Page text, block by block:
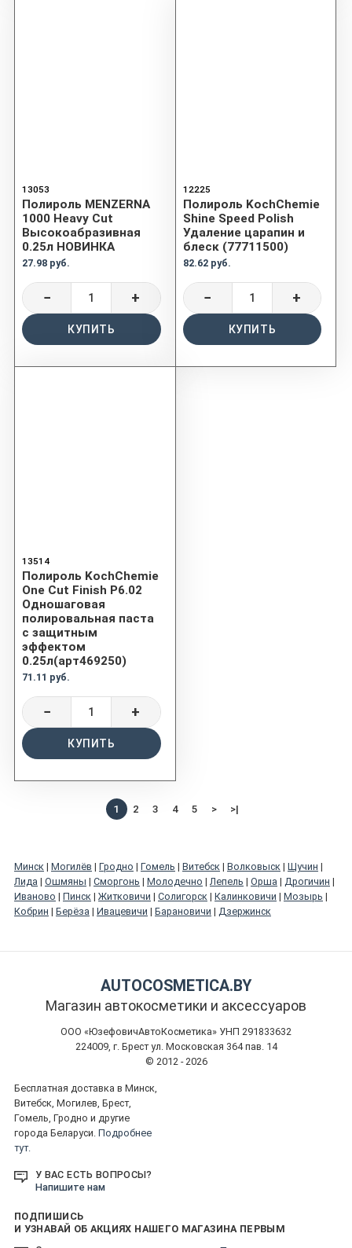
13053
Полироль MENZERNA
1000 Heavy Cut
Высокоабразивная
0.25л НОВИНКА
27.98 руб.
− +
КУПИТЬ
12225
Полироль KochChemie
Shine Speed Polish
Удаление царапин и
блеск (77711500)
82.62 руб.
− +
КУПИТЬ
13514
Полироль KochChemie
One Cut Finish P6.02
Одношаговая
полировальная паста
с защитным
эффектом
0.25л(арт469250)
71.11 руб.
− +
КУПИТЬ
1 2 3 4 5 > >|
Минск | Могилёв | Гродно | Гомель | Витебск | Волковыск | Щучин |
Лида | Ошмяны | Сморгонь | Молодечно | Лепель | Орша | Дрогичин |
Иваново | Пинск | Житковичи | Солигорск | Калинковичи | Мозырь |
Кобрин | Берёза | Ивацевичи | Барановичи | Дзержинск
AUTOCOSMETICA.BY
Магазин автокосметики и аксессуаров
ООО «ЮзефовичАвтоКосметика» УНП 291833632
224009, г. Брест ул. Московская 364 пав. 14
© 2012 - 2026
Бесплатная доставка в Минск,
Витебск, Могилев, Брест,
Гомель, Гродно и другие
города Беларуси. Подробнее
тут.
У ВАС ЕСТЬ ВОПРОСЫ?
Напишите нам
ПОДПИШИСЬ
И УЗНАВАЙ ОБ АКЦИЯХ НАШЕГО МАГАЗИНА ПЕРВЫМ